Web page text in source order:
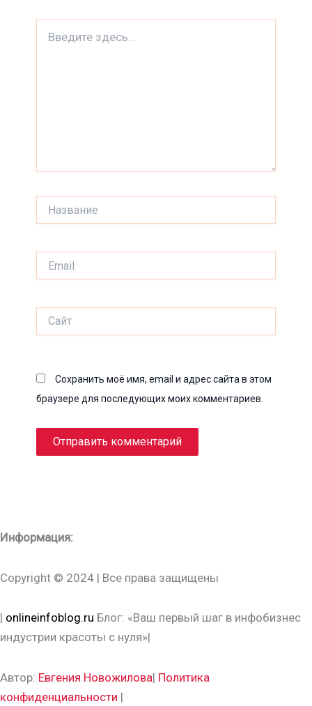
здесь...
Сохранить моё имя, email и адрес сайта в этом
браузере для последующих моих комментариев.
Информация:
Copyright © 2024 | Все права защищены
| onlineinfoblog.ru Блог: «Ваш первый шаг в инфобизнес
индустрии красоты с нуля»|
Автор: Евгения Новожилова| Политика
конфиденциальности |